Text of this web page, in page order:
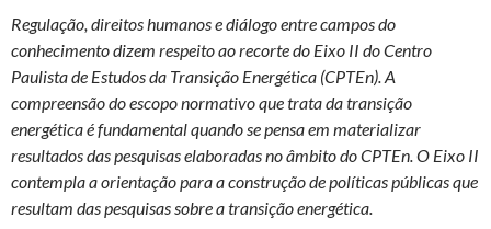
Regulação, direitos humanos e diálogo entre campos do
conhecimento dizem respeito ao recorte do Eixo II do Centro
Paulista de Estudos da Transição Energética (CPTEn). A
compreensão do escopo normativo que trata da transição
energética é fundamental quando se pensa em materializar
resultados das pesquisas elaboradas no âmbito do CPTEn. O Eixo II
contempla a orientação para a construção de políticas públicas que
resultam das pesquisas sobre a transição energética.